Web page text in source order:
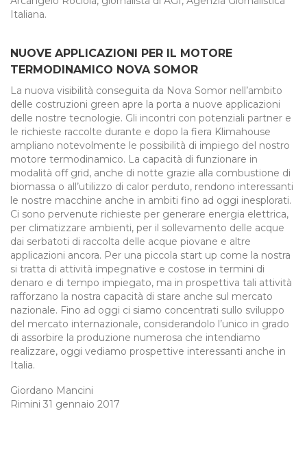
Italiana.
NUOVE APPLICAZIONI PER IL MOTORE
TERMODINAMICO NOVA SOMOR
La nuova visibilità conseguita da Nova Somor nell’ambito
delle costruzioni green apre la porta a nuove applicazioni
delle nostre tecnologie. Gli incontri con potenziali partner e
le richieste raccolte durante e dopo la fiera Klimahouse
ampliano notevolmente le possibilità di impiego del nostro
motore termodinamico. La capacità di funzionare in
modalità off grid, anche di notte grazie alla combustione di
biomassa o all’utilizzo di calor perduto, rendono interessanti
le nostre macchine anche in ambiti fino ad oggi inesplorati.
Ci sono pervenute richieste per generare energia elettrica,
per climatizzare ambienti, per il sollevamento delle acque
dai serbatoti di raccolta delle acque piovane e altre
applicazioni ancora. Per una piccola start up come la nostra
si tratta di attività impegnative e costose in termini di
denaro e di tempo impiegato, ma in prospettiva tali attività
rafforzano la nostra capacità di stare anche sul mercato
nazionale. Fino ad oggi ci siamo concentrati sullo sviluppo
del mercato internazionale, considerandolo l’unico in grado
di assorbire la produzione numerosa che intendiamo
realizzare, oggi vediamo prospettive interessanti anche in
Italia.
Giordano Mancini
Rimini 31 gennaio 2017